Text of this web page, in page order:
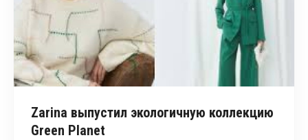
Zarina выпустил экологичную коллекцию
Green Planet